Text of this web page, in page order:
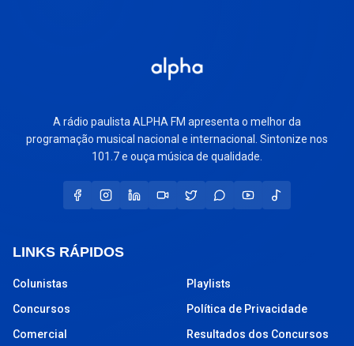
A rádio paulista ALPHA FM apresenta o melhor da
programação musical nacional e internacional. Sintonize nos
101.7 e ouça música de qualidade.
LINKS RÁPIDOS
Colunistas
Concursos
Comercial
Playlists
Política de Privacidade
Resultados dos Concursos